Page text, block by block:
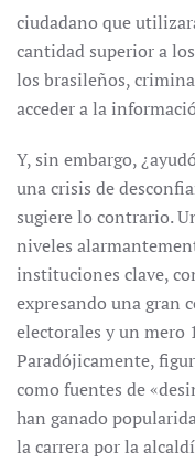
ciudadano que
cantidad superior a
los brasileños,
acceder a la
Y, sin embargo,
una crisis de
sugiere lo contrario.
niveles
instituciones clave,
expresando una gran
electorales y un mero
Paradójicamente,
como fuentes de
han ganado
la carrera por la